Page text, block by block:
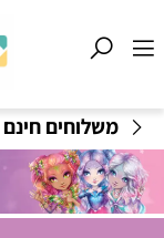
שירות